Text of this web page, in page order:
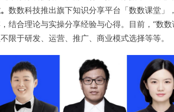
数数科技推出旗下知识分享平台「数数课堂」
结合理论与实操分享经验与心得。目前，“数
限于研发、运营、推广、商业模式选择等等。